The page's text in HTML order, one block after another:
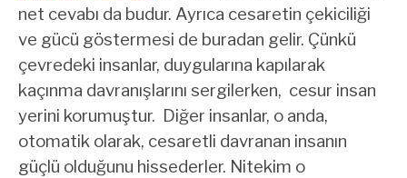
net cevabı da budur. Ayrıca cesaretin çekiciliği
ve gücü göstermesi de buradan gelir. Çünkü
çevredeki insanlar, duygularına kapılarak
kaçınma davranışlarını sergilerken, cesur insan
yerini korumuştur. Diğer insanlar, o anda,
otomatik olarak, cesaretli davranan insanın
güçlü olduğunu hissederler. Nitekim o